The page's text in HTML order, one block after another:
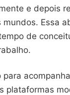
e depois
Essa
de
plataformas